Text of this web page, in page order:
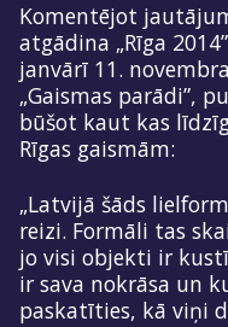
Komentējot
atgādina „Rīga
janvārī 11.
„Gaismas parādi”,
būšot kaut kas
Rīgas gaismām:
„Latvijā šāds
reizi. Formāli tas
jo visi objekti ir
ir sava nokrāsa un
paskatīties, kā viņi